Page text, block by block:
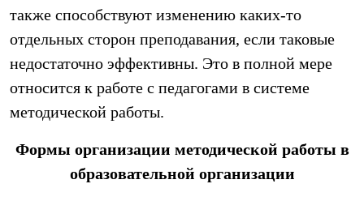
также способствуют изменению каких-то
отдельных сторон преподавания, если таковые
недостаточно эффективны. Это в полной мере
относится к работе с педагогами в системе
методической работы.
Формы организации методической работы в
образовательной организации